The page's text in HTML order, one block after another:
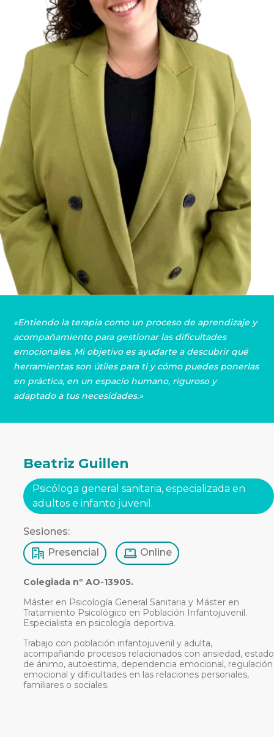
«Entiendo la terapia como un proceso de aprendizaje y
acompañamiento para gestionar las dificultades
emocionales. Mi objetivo es ayudarte a descubrir qué
herramientas son útiles para ti y cómo puedes ponerlas
en práctica, en un espacio humano, riguroso y
adaptado a tus necesidades.»
Beatriz Guillen
Psicóloga general sanitaria, especializada en
adultos e infanto juvenil.
Sesiones:
Presencial
Online
Colegiada nº AO-13905.
Máster en Psicología General Sanitaria y Máster en
Tratamiento Psicológico en Población Infantojuvenil.
Especialista en psicología deportiva.
Trabajo con población infantojuvenil y adulta,
acompañando procesos relacionados con ansiedad, estado
de ánimo, autoestima, dependencia emocional, regulación
emocional y dificultades en las relaciones personales,
familiares o sociales.